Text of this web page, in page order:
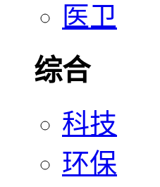
医卫
综合
科技
环保